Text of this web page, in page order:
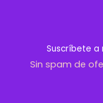
Suscríbete a
Sin spam de